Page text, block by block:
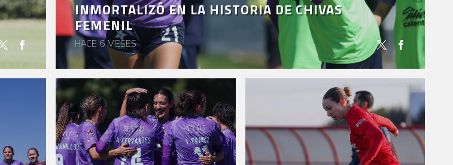
INMORTALIZÓ EN LA HISTORIA DE CHIVAS
FEMENIL
HACE 6 MESES